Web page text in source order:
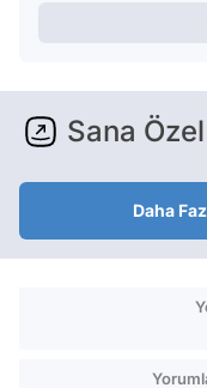
Sana
Daha